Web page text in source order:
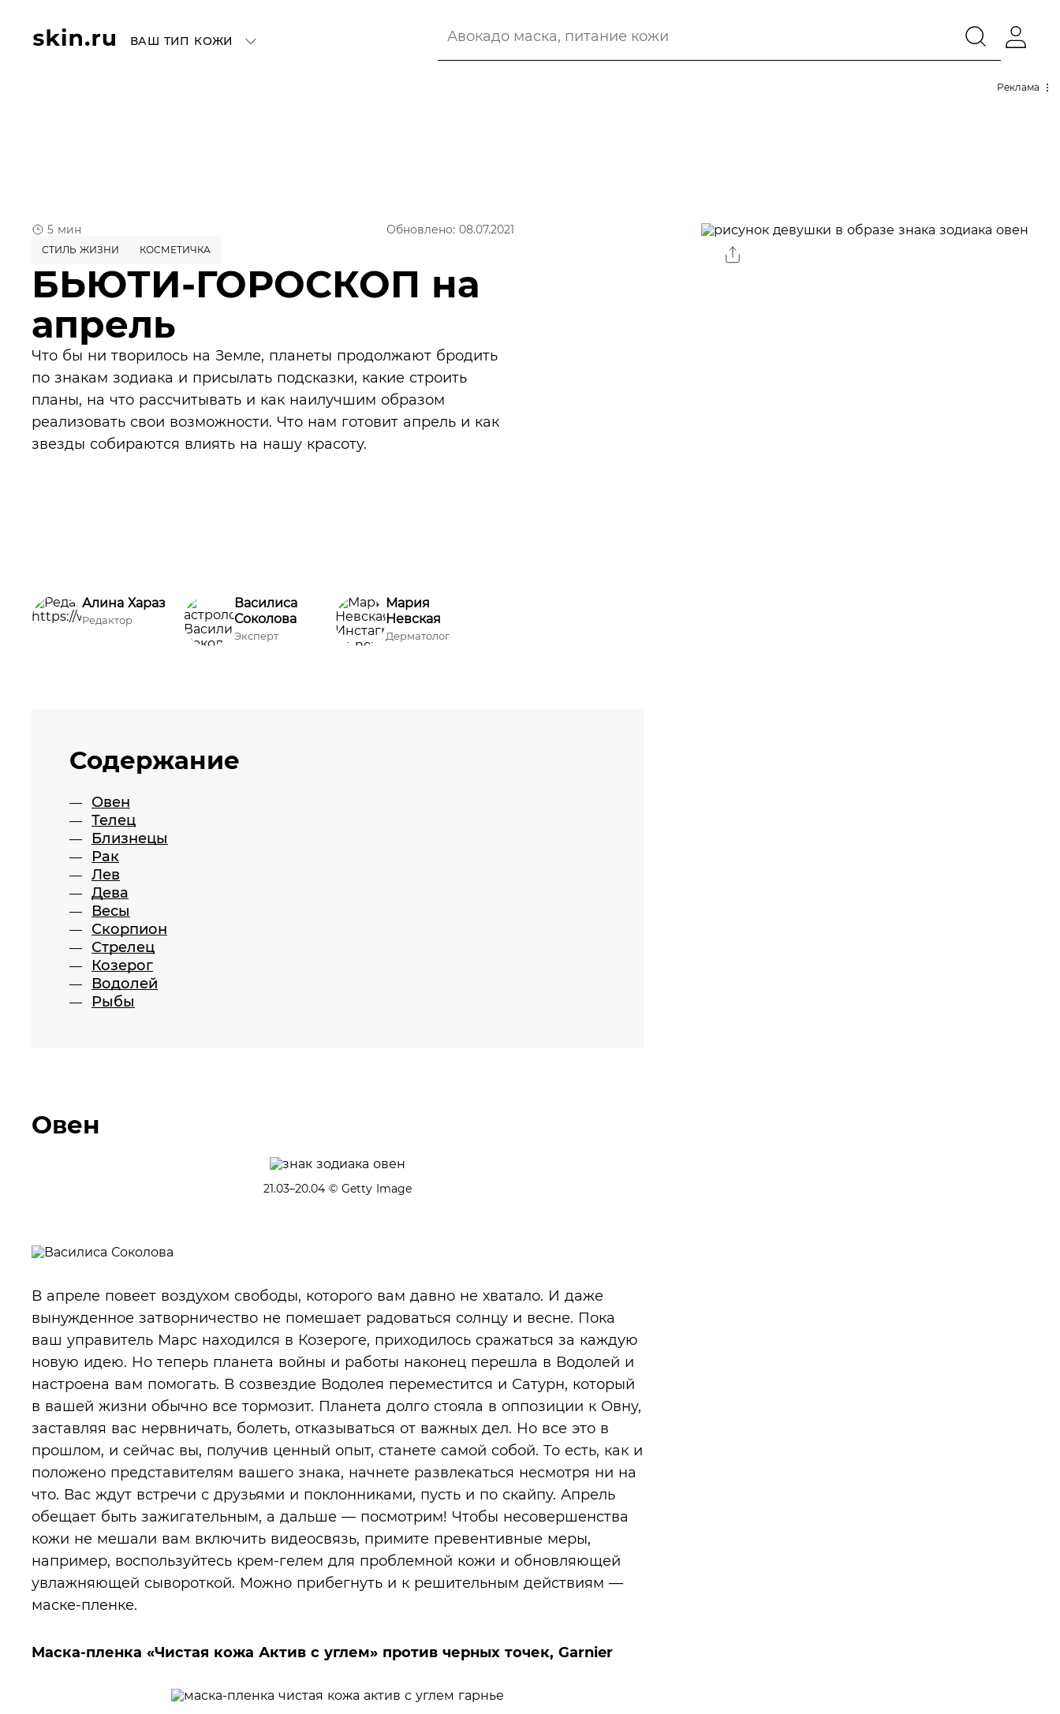
ВАШ ТИП КОЖИ
Реклама
5 мин Обновлено: 08.07.2021
СТИЛЬ ЖИЗНИ КОСМЕТИЧКА
БЬЮТИ-ГОРОСКОП на
апрель
Что бы ни творилось на Земле, планеты продолжают бродить
по знакам зодиака и присылать подсказки, какие строить
планы, на что рассчитывать и как наилучшим образом
реализовать свои возможности. Что нам готовит апрель и как
звезды собираются влиять на нашу красоту.
Алина Хараз
Редактор
Василиса
Соколова
Эксперт
Мария
Невская
Дерматолог
Содержание
Овен
Телец
Близнецы
Рак
Лев
Дева
Весы
Скорпион
Стрелец
Козерог
Водолей
Рыбы
Овен
21.03–20.04 © Getty Image
В апреле повеет воздухом свободы, которого вам давно не хватало. И даже
вынужденное затворничество не помешает радоваться солнцу и весне. Пока
ваш управитель Марс находился в Козероге, приходилось сражаться за каждую
новую идею. Но теперь планета войны и работы наконец перешла в Водолей и
настроена вам помогать. В созвездие Водолея переместится и Сатурн, который
в вашей жизни обычно все тормозит. Планета долго стояла в оппозиции к Овну,
заставляя вас нервничать, болеть, отказываться от важных дел. Но все это в
прошлом, и сейчас вы, получив ценный опыт, станете самой собой. То есть, как и
положено представителям вашего знака, начнете развлекаться несмотря ни на
что. Вас ждут встречи с друзьями и поклонниками, пусть и по скайпу. Апрель
обещает быть зажигательным, а дальше — посмотрим! Чтобы несовершенства
кожи не мешали вам включить видеосвязь, примите превентивные меры,
например, воспользуйтесь крем-гелем для проблемной кожи и обновляющей
увлажняющей сывороткой. Можно прибегнуть и к решительным действиям —
маске-пленке.
Маска-пленка «Чистая кожа Актив с углем» против черных точек, Garnier